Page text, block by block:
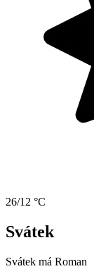
26/12 °C
Svátek
Svátek má Roman